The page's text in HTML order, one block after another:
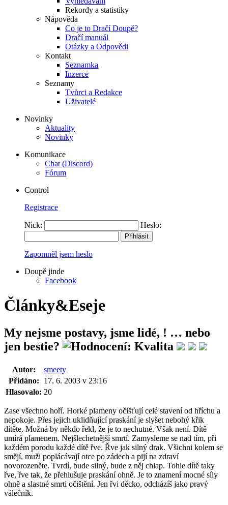
Rekordy a statistiky
Nápověda
Co je to Dračí Doupě?
Dračí manuál
Otázky a Odpovědi
Kontakt
Seznamka
Inzerce
Seznamy
Tvůrci a Redakce
Uživatelé
Novinky
Aktuality
Novinky
Komunikace
Chat (Discord)
Fórum
Control
Registrace
Nick: Heslo:
Zapomněl jsem heslo
Doupě jinde
Facebook
Články&Eseje
My nejsme postavy, jsme lidé, ! … nebo
jen bestie?
Autor:
smeety
Přidáno:
17. 6. 2003 v 23:16
Hlasovalo: 20
Zase všechno hoří. Horké plameny očišťují celé stavení od hříchu a
nepokoje. Přes jejich uklidňující praskání je slyšet nebohý křik
dítěte. Možná by někdo řekl, že je to nechutné. Však není. Dítě
umírá plamenem. Nejšlechetnější smrtí. Zamysleme se nad tím, při
každém porodu každé dítě řve. Řve jak silný drak. Všichni kolem se
smějí, muži poplácávají otce po zádech a pijí na zdraví
novorozeněte. Tvrdí, bude silný, bude z něj chlap. Tohle dítě taky
řve, řve tak, že přehlušuje praskání ohně. Je to znamení mocné síly
ohně a slastné smrti očištění. Jen řvi děcko, odcházíš jako pravý
válečník.